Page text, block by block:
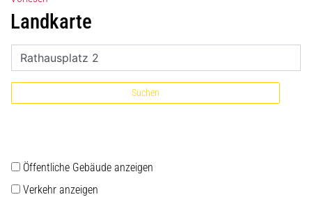
Landkarte
Suchen
Öffentliche Gebäude anzeigen
Verkehr anzeigen